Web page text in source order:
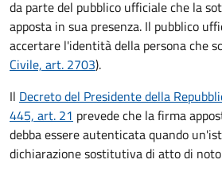
da parte del pubblico ufficiale che la
apposta in sua presenza. Il pubblico
accertare l'identità della persona che
Civile, art. 2703).
Il Decreto del Presidente della
445, art. 21 prevede che la firma
debba essere autenticata quando
dichiarazione sostitutiva di atto di